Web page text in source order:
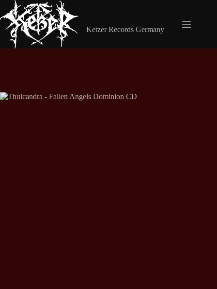
Inhalt
springen
Ketzer Records Germany